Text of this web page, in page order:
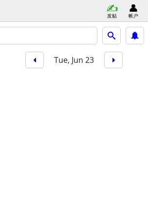
发贴 帐户
Tue, Jun 23